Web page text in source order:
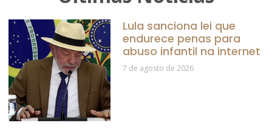
Lula sanciona lei que
endurece penas para
abuso infantil na internet
7 de agosto de 2026